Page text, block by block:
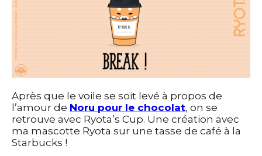
Après que le voile se soit levé à propos de
l’amour de Noru pour le chocolat, on se
retrouve avec Ryota’s Cup. Une création avec
ma mascotte Ryota sur une tasse de café à la
Starbucks !